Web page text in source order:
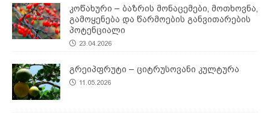
კოწახური – ბაზრის მონაცემები, მოთხოვნა,
გამოყენება და წარმოების განვითარების
პოტენციალი
23.04.2026
გრეიპფრუტი – ციტრუსოვანი კულტურა
11.05.2026